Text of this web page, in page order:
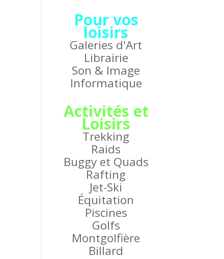
Pour vos
loisirs
Galeries d'Art
Librairie
Son & Image
Informatique
Activités et
Loisirs
Trekking
Raids
Buggy et Quads
Rafting
Jet-Ski
Équitation
Piscines
Golfs
Montgolfière
Billard